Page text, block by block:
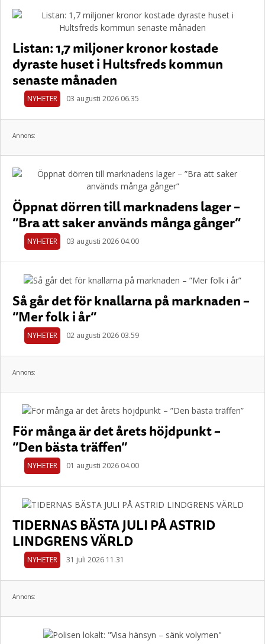
Listan: 1,7 miljoner kronor kostade
dyraste huset i Hultsfreds kommun
senaste månaden
NYHETER 03 augusti 2026 06.35
Annons:
Öppnat dörren till marknadens lager –
”Bra att saker används många gånger”
NYHETER 03 augusti 2026 04.00
Så går det för knallarna på marknaden –
”Mer folk i år”
NYHETER 02 augusti 2026 03.59
Annons:
För många är det årets höjdpunkt –
”Den bästa träffen”
NYHETER 01 augusti 2026 04.00
TIDERNAS BÄSTA JULI PÅ ASTRID
LINDGRENS VÄRLD
NYHETER 31 juli 2026 11.31
Annons: